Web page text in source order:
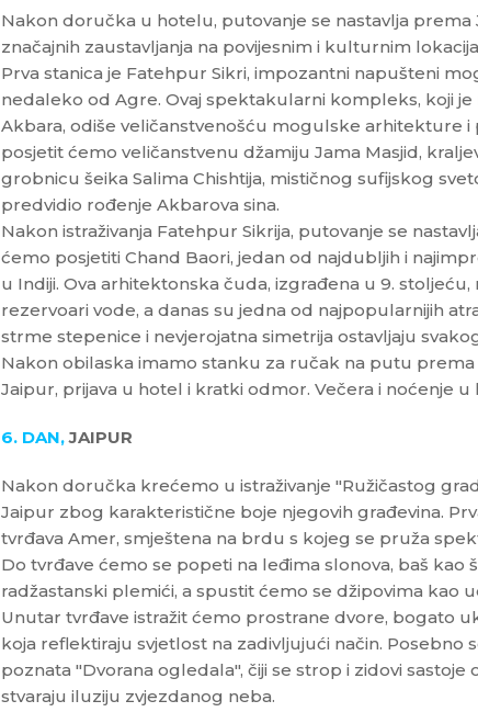
Nakon doručka u hotelu, putovanje se nastavlja
značajnih zaustavljanja na povijesnim i kulturnim
Prva stanica je Fatehpur Sikri, impozantni napušteni
nedaleko od Agre. Ovaj spektakularni kompleks, koji
Akbara, odiše veličanstvenošću mogulske arhitekture i
posjetit ćemo veličanstvenu džamiju Jama Masjid,
grobnicu šeika Salima Chishtija, mističnog sufijskog
predvidio rođenje Akbarova sina.
Nakon istraživanja Fatehpur Sikrija, putovanje se
ćemo posjetiti Chand Baori, jedan od najdubljih i
u Indiji. Ova arhitektonska čuda, izgrađena u 9.
rezervoari vode, a danas su jedna od najpopularnijih
strme stepenice i nevjerojatna simetrija ostavljaju
Nakon obilaska imamo stanku za ručak na putu
Jaipur, prijava u hotel i kratki odmor. Večera i noćenje u
6. DAN,JAIPUR
Nakon doručka krećemo u istraživanje "Ružičastog
Jaipur zbog karakteristične boje njegovih građevina.
tvrđava Amer, smještena na brdu s kojeg se pruža
Do tvrđave ćemo se popeti na leđima slonova, baš kao
radžastanski plemići, a spustit ćemo se džipovima kao
Unutar tvrđave istražit ćemo prostrane dvore, bogato
koja reflektiraju svjetlost na zadivljujući način. Posebno
poznata "Dvorana ogledala", čiji se strop i zidovi
stvaraju iluziju zvjezdanog neba.